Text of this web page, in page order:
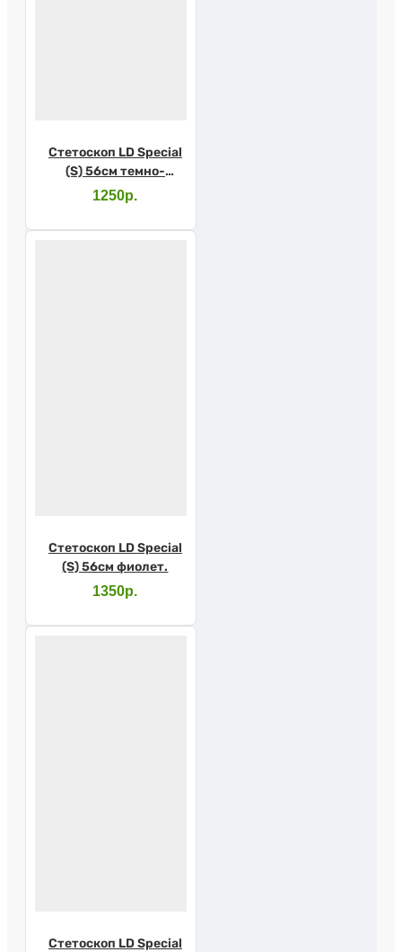
Стетоскоп LD Special
(S) 56см темно-
красный
1250р.
Стетоскоп LD Special
(S) 56см фиолет.
1350р.
Стетоскоп LD Special